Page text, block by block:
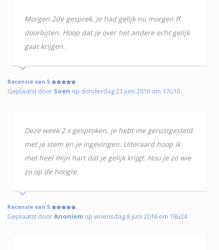
Morgen 2de gesprek. Je had gelijk nu morgen ff
doorbijten. Hoop dat je over het andere echt gelijk
gaat krijgen.
Recensie van 5
Geplaatst door Soen op donderdag 23 juni 2016 om 17u10
Deze week 2 x gesproken, je hebt me gerustgesteld
met je stem en je ingevingen. Uiteraard hoop ik
met heel mijn hart dat je gelijk krijgt. Hou je zo wie
zo op de hoogte.
Recensie van 5
Geplaatst doorAnoniem op woensdag 8 juni 2016 om 18u24